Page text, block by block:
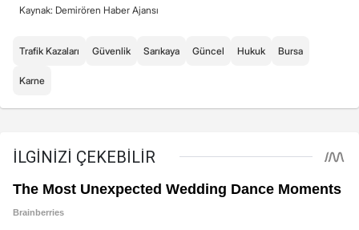
Kaynak: Demirören Haber Ajansı
Trafik Kazaları Güvenlik Sarıkaya Güncel Hukuk Bursa
Karne